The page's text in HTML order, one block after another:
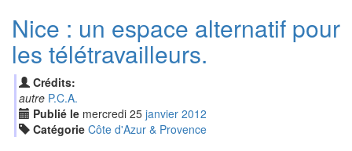
Nice : un espace alternatif pour
les télétravailleurs.
Crédits:
autre P.C.A.
Publié le mercredi 25 janvier 2012
Catégorie Côte d'Azur & Provence